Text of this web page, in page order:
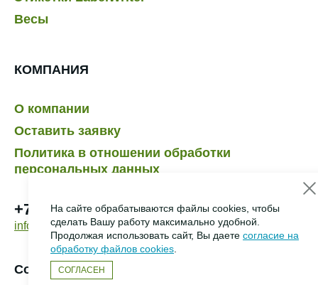
Весы
КОМПАНИЯ
О компании
Оставить заявку
Политика в отношении обработки
персональных данных
+7 495 232-07-41
info@dymo.ru
Создание сайта –
На сайте обрабатываются файлы cookies, чтобы
сделать Вашу работу максимально удобной.
Продолжая использовать сайт, Вы даете согласие на
обработку файлов cookies
СОГЛАСЕН